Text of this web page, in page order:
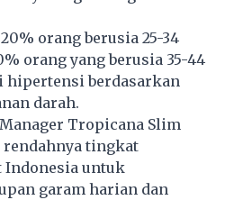
orang berusia 25-34
orang yang berusia 35-44
hipertensi berdasarkan
darah.
Tropicana Slim
tingkat
Indonesia untuk
garam harian dan